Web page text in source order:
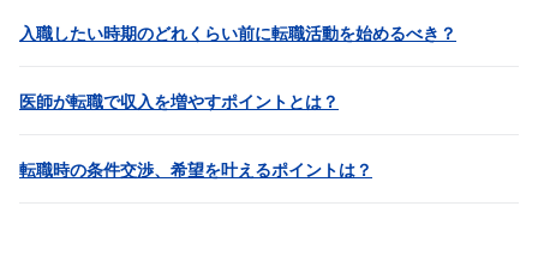
入職したい時期のどれくらい前に転職活動を始めるべき？
医師が転職で収入を増やすポイントとは？
転職時の条件交渉、希望を叶えるポイントは？